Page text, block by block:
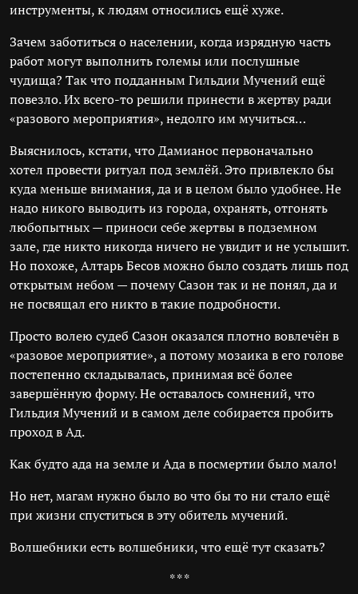
инструменты, к людям относились ещё хуже.
Зачем заботиться о населении, когда изрядную часть
работ могут выполнить големы или послушные
чудища? Так что подданным Гильдии Мучений ещё
повезло. Их всего-то решили принести в жертву ради
«разового мероприятия», недолго им мучиться…
Выяснилось, кстати, что Дамианос первоначально
хотел провести ритуал под землёй. Это привлекло бы
куда меньше внимания, да и в целом было удобнее. Не
надо никого выводить из города, охранять, отгонять
любопытных — приноси себе жертвы в подземном
зале, где никто никогда ничего не увидит и не услышит.
Но похоже, Алтарь Бесов можно было создать лишь под
открытым небом — почему Сазон так и не понял, да и
не посвящал его никто в такие подробности.
Просто волею судеб Сазон оказался плотно вовлечён в
«разовое мероприятие», а потому мозаика в его голове
постепенно складывалась, принимая всё более
завершённую форму. Не оставалось сомнений, что
Гильдия Мучений и в самом деле собирается пробить
проход в Ад.
Как будто ада на земле и Ада в посмертии было мало!
Но нет, магам нужно было во что бы то ни стало ещё
при жизни спуститься в эту обитель мучений.
Волшебники есть волшебники, что ещё тут сказать?
* * *